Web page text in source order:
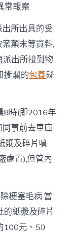
常報案
所出具的受
顛末等資料,
出所接到物
撕爛的包養疑
8時(即2016年
事前去車庫
漿及碎片噴
處置),但管內
梗塞毛病,當
紙漿及碎片
100元、50